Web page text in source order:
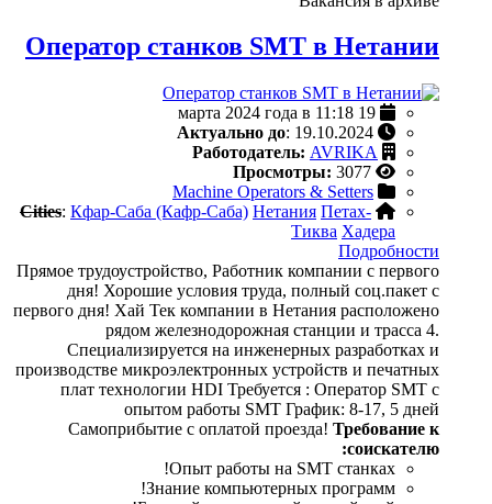
Оператор станков SMT в Нетании
Актуально до: 19.10.2024
Работодатель: AVRIKA
Просмотры: 3077
Machine Operators & Setters
Cities: Кфар-Саба (Кафр-Саба) Нетания Петах-
Тиква Хадера
Подробности
Прямое трудоустройство, Работник компании с первого
дня! Хорошие условия труда, полный соц.пакет с
первого дня! Хай Тек компании в Нетания расположено
рядом железнодорожная станции и трасса 4.
Специализируется на инженерных разработках и
производстве микроэлектронных устройств и печатных
плат технологии HDI Требуется : Оператор SMT с
опытом работы SMT График: 8-17, 5 дней
Самоприбытие с оплатой проезда! Требование к
соискателю:
Опыт работы на SMT станках!
Знание компьютерных программ!